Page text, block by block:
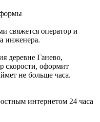
формы
свяжется оператор и
инженера.
деревне Ганево,
скорости, оформит
не больше часа.
интернетом 24 часа